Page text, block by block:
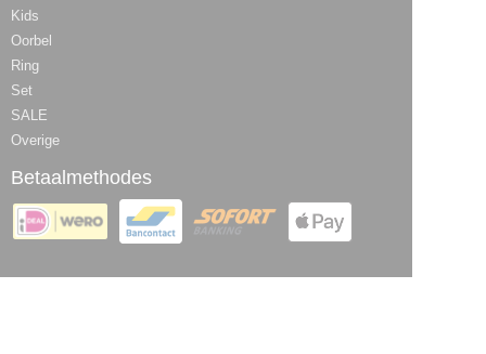
Kids
Oorbel
Ring
Set
SALE
Overige
Betaalmethodes